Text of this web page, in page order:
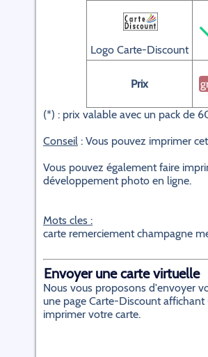
Logo Carte-Discount
Prix
(*) : prix valable avec un pack de
Conseil : Vous pouvez imprimer
Vous pouvez également faire
développement photo en ligne.
Mots cles :
carte remerciement champagne
Envoyer une carte virtuelle
Nous vous proposons d'envoyer
une page Carte-Discount
imprimer votre carte.